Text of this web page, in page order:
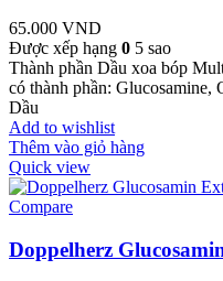
65.000 VND
Được xếp hạng 0 5 sao
Thành phần Dầu xoa bóp
có thành phần:
Dầu
Add to wishlist
Thêm vào giỏ hàng
Quick view
Compare
Doppelherz